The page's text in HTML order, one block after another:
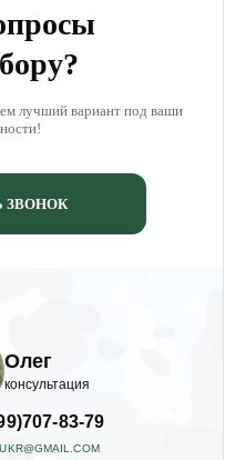
лучший вариант под ваши
ЗВОНОК
Олег
консультация
83-79